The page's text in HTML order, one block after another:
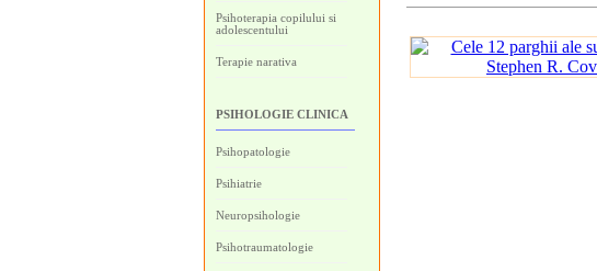
Psihoterapia copilului si
adolescentului
Terapie narativa
PSIHOLOGIE CLINICA
Psihopatologie
Psihiatrie
Neuropsihologie
Psihotraumatologie